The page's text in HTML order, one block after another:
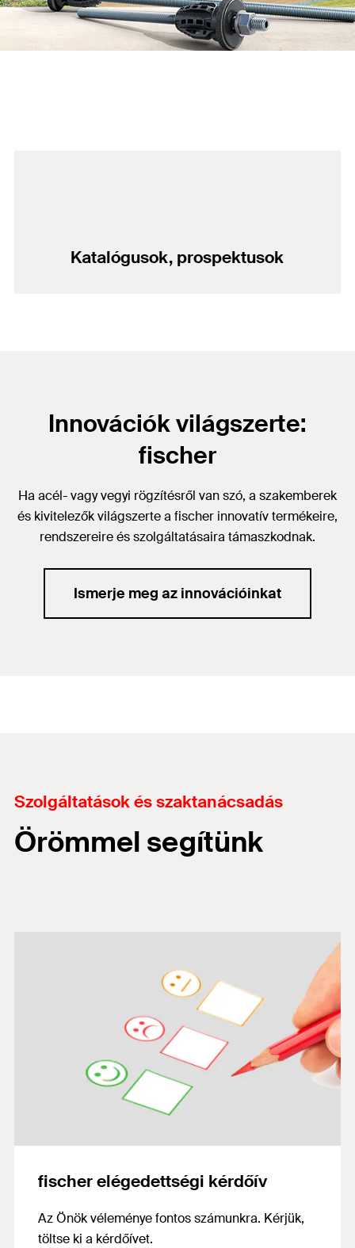
Katalógusok, prospektusok
Innovációk világszerte:
fischer
Ha acél- vagy vegyi rögzítésről van szó, a szakemberek
és kivitelezők világszerte a fischer innovatív termékeire,
rendszereire és szolgáltatásaira támaszkodnak.
Ismerje meg az innovációinkat
Szolgáltatások és szaktanácsadás
Örömmel segítünk
fischer elégedettségi kérdőív
Az Önök véleménye fontos számunkra. Kérjük,
töltse ki a kérdőívet.